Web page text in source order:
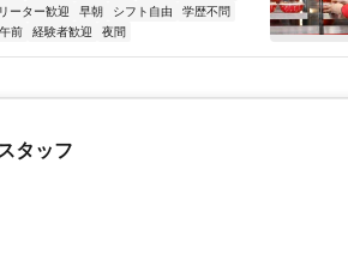
ーター歓迎 早朝 シフト自由
学歴不問
午前 経験者歓迎 夜間
タッフ